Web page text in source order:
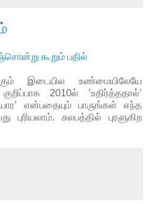
கூறும் பதில்
இடையில உண்மையிலேயே
2010ல் ’உதிர்த்ததால்’
என்பதையும் பாருங்கள் எந்த
சுலபத்தில் புரளுகிற